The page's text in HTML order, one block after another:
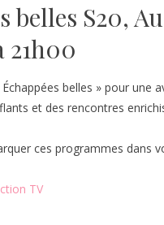
belles S20,
21h00
Échappées belles » pour
et des rencontres
ces programmes dans
TV